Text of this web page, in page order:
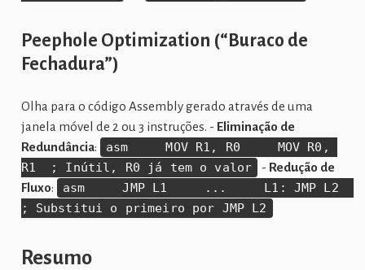
Peephole Optimization (“Buraco de
Fechadura”)
Olha para o código Assembly gerado através de uma
janela móvel de 2 ou 3 instruções. - Eliminação de
Redundância:
asm     MOV R1, R0     MOV R0,
R1  ; Inútil, R0 já tem o valor
- Redução de
Fluxo:
asm     JMP L1     ...     L1: JMP L2
; Substitui o primeiro por JMP L2
Resumo